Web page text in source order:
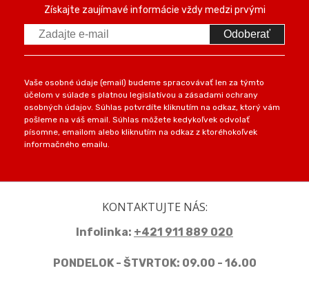
Získajte zaujímavé informácie vždy medzi prvými
Odoberať
Vaše osobné údaje (email) budeme spracovávať len za týmto
účelom v súlade s platnou legislatívou a zásadami ochrany
osobných údajov. Súhlas potvrdíte kliknutím na odkaz, ktorý vám
pošleme na váš email. Súhlas môžete kedykoľvek odvolať
písomne, emailom alebo kliknutím na odkaz z ktoréhokoľvek
informačného emailu.
KONTAKTUJTE NÁS:
Infolinka: +421 911 889 020
PONDELOK - ŠTVRTOK: 09.00 - 16.00